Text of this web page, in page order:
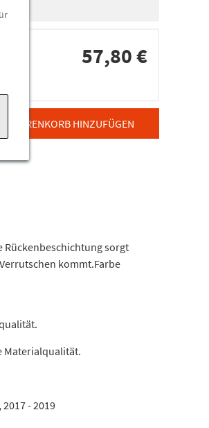
57,80 €
WARENKORB HINZUFÜGEN
Rückenbeschichtung sorgt
kommt.Farbe
Materialqualität.
2017 - 2019